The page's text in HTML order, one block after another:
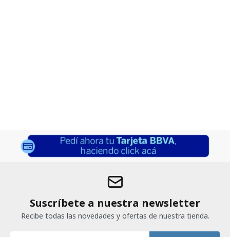
Suscríbete a nuestra newsletter
Recibe todas las novedades y ofertas de nuestra tienda.